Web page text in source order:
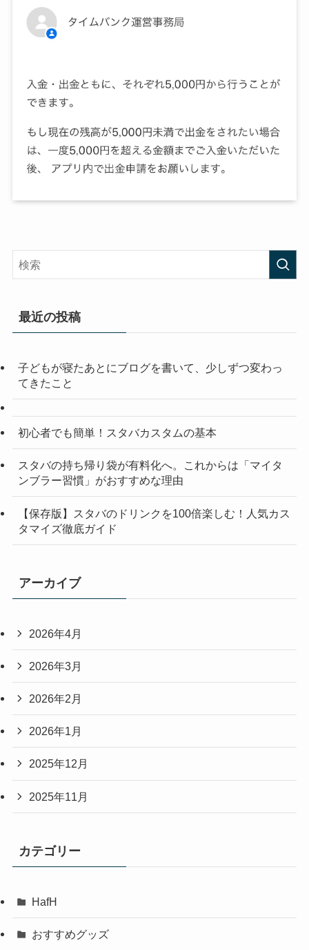
最近の投稿
子どもが寝たあとにブログを書いて、少しずつ変わっ
てきたこと
初心者でも簡単！スタバカスタムの基本
スタバの持ち帰り袋が有料化へ。これからは「マイタ
ンブラー習慣」がおすすめな理由
【保存版】スタバのドリンクを100倍楽しむ！人気カス
タマイズ徹底ガイド
アーカイブ
2026年4月
2026年3月
2026年2月
2026年1月
2025年12月
2025年11月
カテゴリー
HafH
おすすめグッズ